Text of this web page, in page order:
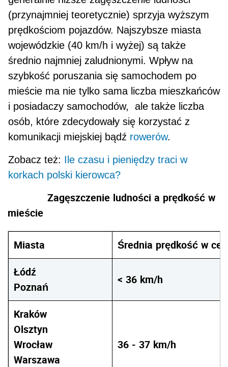
(przynajmniej teoretycznie) sprzyja wyższym
prędkościom pojazdów. Najszybsze miasta
wojewódzkie (40 km/h i wyżej) są także
średnio najmniej zaludnionymi. Wpływ na
szybkość poruszania się samochodem po
mieście ma nie tylko sama liczba mieszkańców
i posiadaczy samochodów, ale także liczba
osób, które zdecydowały się korzystać z
komunikacji miejskiej bądź rowerów.
Zobacz też: Ile czasu i pieniędzy traci w
korkach polski kierowca?
Zagęszczenie ludności a prędkość w
mieście
Miasta Średnia prędkość w
Łódź
Poznań
< 36 km/h
Kraków
Olsztyn
Wrocław
Warszawa
36 - 37 km/h